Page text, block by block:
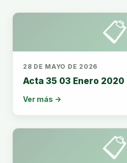
📋
28 DE MAYO DE 2026
Acta 35 03 Enero 2020
Ver más →
📋